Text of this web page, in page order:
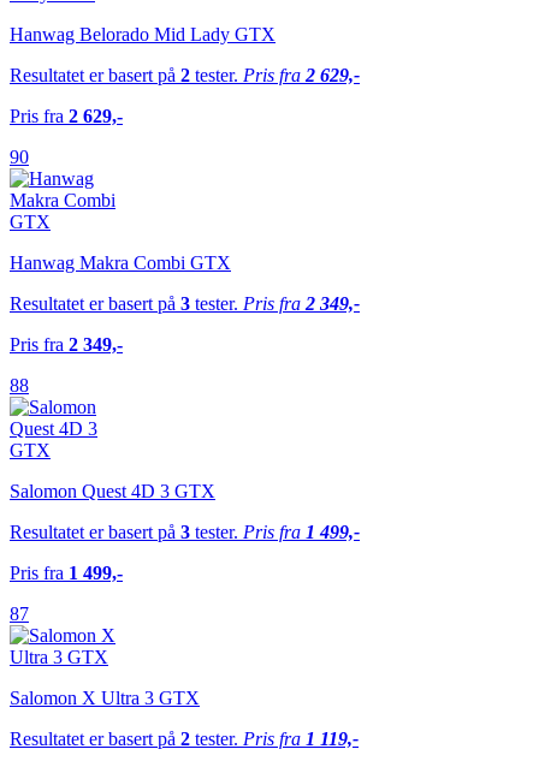
Hanwag Belorado Mid Lady GTX
Resultatet er basert på 2 tester. Pris fra 2 629,-
Pris fra 2 629,-
90
Hanwag Makra Combi GTX
Resultatet er basert på 3 tester. Pris fra 2 349,-
Pris fra 2 349,-
88
Salomon Quest 4D 3 GTX
Resultatet er basert på 3 tester. Pris fra 1 499,-
Pris fra 1 499,-
87
Salomon X Ultra 3 GTX
Resultatet er basert på 2 tester. Pris fra 1 119,-